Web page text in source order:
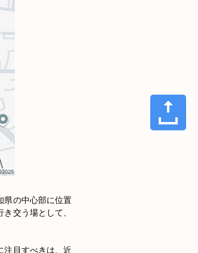
県の中心部に位置
交う場として、
注目すべきは、近